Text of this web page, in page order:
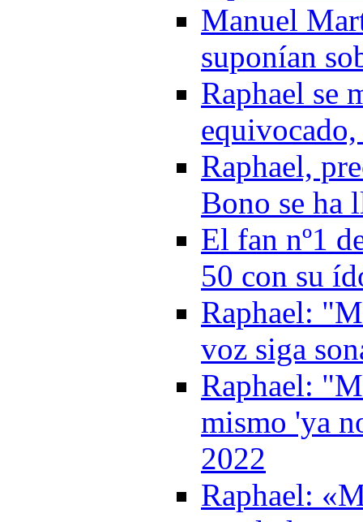
Manuel
suponían
Raphael se
Raphael,
Bono se ha
El fan nº1
50 con su
Raphael:
voz siga
Raphael:
mismo 'ya
2022
Raphael: